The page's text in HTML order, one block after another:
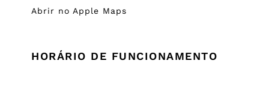
Abrir no Apple Maps
HORÁRIO DE FUNCIONAMENTO